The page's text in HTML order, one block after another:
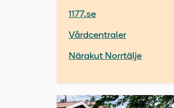
1177.se
Vårdcentraler
Närakut Norrtälje